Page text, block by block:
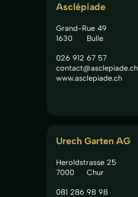
Asclépiade
Grand-Rue 49
1630
Bulle
026 912 67 57
contact@asclepiade.ch
www.asclepiade.ch
Urech Garten AG
Heroldstrasse 25
7000
Chur
081 286 98 98